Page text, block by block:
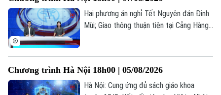
An ninh trật tự
Công nghệ
Khoảnh khắc Hà Nội
Ẩm thực
Quân sự
Hồ sơ
Người Việt 4 phương
Tin tức
Cafe sáng
Tài chính Ngân hàng
Doanh nghiệp
Nhà đất
Đầu tư
Tàu và Xe
Ô tô
Giáo dục
Hai phương án nghỉ Tết Nguyên đán Đinh
Mùi; Giao thông thuận tiện tại Cảng Hàng
nay.
Chương trình Hà Nội 18h00 | 05/08/2026
Hà Nội: Cung ứng đủ sách giáo khoa